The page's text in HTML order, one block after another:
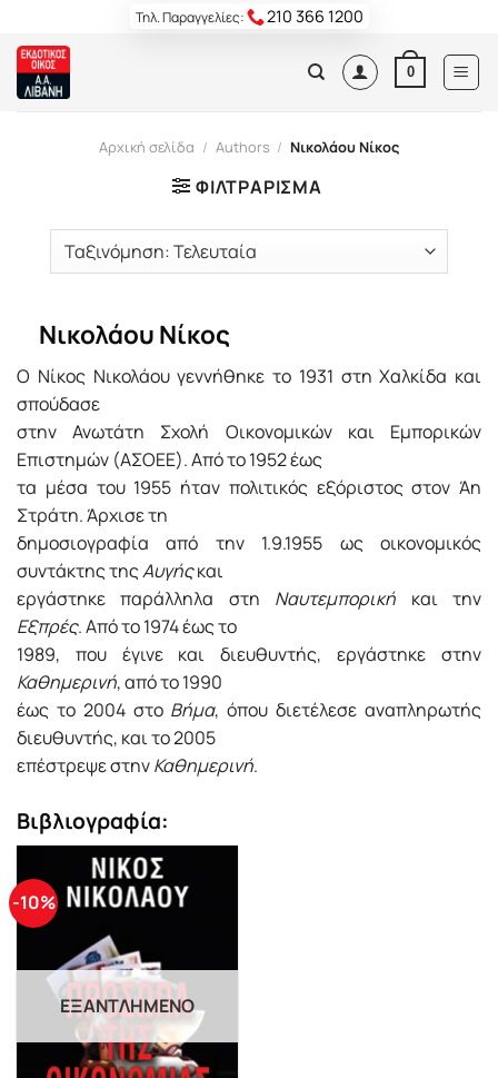
content
Τηλ. Παραγγελίες: 210 366 1200
0
Αρχική σελίδα / Authors / Νικολάου Νίκος
ΦΙΛΤΡΆΡΙΣΜΑ
Νικολάου Νίκος
Ο Νίκος Νικολάου γεννήθηκε το 1931 στη Χαλκίδα και
σπούδασε
στην Ανωτάτη Σχολή Οικονομικών και Εμπορικών
Επιστημών (ΑΣΟΕΕ). Από το 1952 έως
τα μέσα του 1955 ήταν πολιτικός εξόριστος στον Άη
Στράτη. Άρχισε τη
δημοσιογραφία από την 1.9.1955 ως οικονομικός
συντάκτης τηςΑυγήςκαι
εργάστηκε παράλληλα στη Ναυτεμπορική και την
Εξπρές. Από το 1974 έως το
1989, που έγινε και διευθυντής, εργάστηκε στην
Καθημερινή, από το 1990
έως το 2004 στο Βήμα, όπου διετέλεσε αναπληρωτής
διευθυντής, και το 2005
επέστρεψε στηνΚαθημερινή.
Βιβλιογραφία:
-10%
ΕΞΑΝΤΛΗΜΈΝΟ